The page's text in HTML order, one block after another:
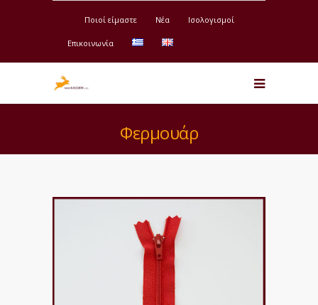
Ποιοί είμαστε Νέα Ισολογισμοί
Επικοινωνία
Φερμουάρ